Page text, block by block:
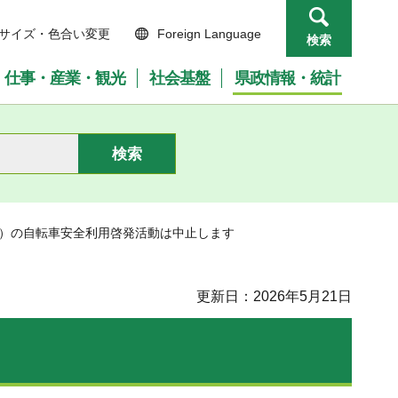
イズ・色合い変更 Foreign Language 検索
仕事・産業・観光 社会基盤 県政情報・統計
の自転車安全利用啓発活動は中止します
更新日：2026年5月21日